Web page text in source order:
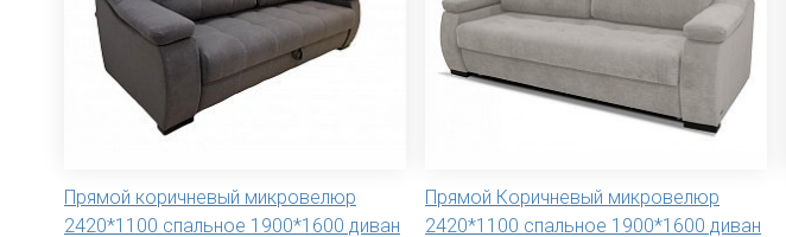
Прямой коричневый микровелюр
2420*1100 спальное 1900*1600 диван
Прямой Коричневый микровелюр
2420*1100 спальное 1900*1600 диван